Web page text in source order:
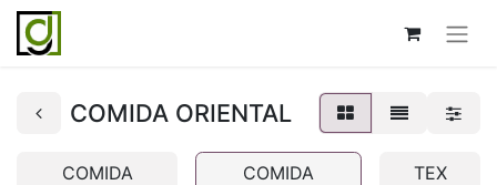
COMIDA ORIENTAL
COMIDA
COMIDA
TEX